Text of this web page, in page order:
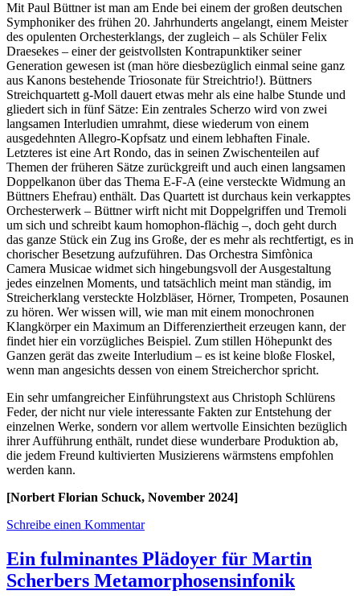
Mit Paul Büttner ist man am Ende bei einem der großen deutschen
Symphoniker des frühen 20. Jahrhunderts angelangt, einem Meister
des opulenten Orchesterklangs, der zugleich – als Schüler Felix
Draesekes – einer der geistvollsten Kontrapunktiker seiner
Generation gewesen ist (man höre diesbezüglich einmal seine ganz
aus Kanons bestehende Triosonate für Streichtrio!). Büttners
Streichquartett g-Moll dauert etwas mehr als eine halbe Stunde und
gliedert sich in fünf Sätze: Ein zentrales Scherzo wird von zwei
langsamen Interludien umrahmt, diese wiederum von einem
ausgedehnten Allegro-Kopfsatz und einem lebhaften Finale.
Letzteres ist eine Art Rondo, das in seinen Zwischenteilen auf
Themen der früheren Sätze zurückgreift und auch einen langsamen
Doppelkanon über das Thema E-F-A (eine versteckte Widmung an
Büttners Ehefrau) enthält. Das Quartett ist durchaus kein verkapptes
Orchesterwerk – Büttner wirft nicht mit Doppelgriffen und Tremoli
um sich und schreibt kaum homophon-flächig –, doch geht durch
das ganze Stück ein Zug ins Große, der es mehr als rechtfertigt, es in
chorischer Besetzung aufzuführen. Das Orchestra Simfònica
Camera Musicae widmet sich hingebungsvoll der Ausgestaltung
jedes einzelnen Moments, und tatsächlich meint man ständig, im
Streicherklang versteckte Holzbläser, Hörner, Trompeten, Posaunen
zu hören. Wer wissen will, wie man mit einem monochronen
Klangkörper ein Maximum an Differenziertheit erzeugen kann, der
findet hier ein vorzügliches Beispiel. Zum stillen Höhepunkt des
Ganzen gerät das zweite Interludium – es ist keine bloße Floskel,
wenn man angesichts dessen von einem Streicherchor spricht.
Ein sehr umfangreicher Einführungstext aus Christoph Schlürens
Feder, der nicht nur viele interessante Fakten zur Entstehung der
einzelnen Werke, sondern vor allem wertvolle Einsichten bezüglich
ihrer Aufführung enthält, rundet diese wunderbare Produktion ab,
die jedem Freund kultivierten Musizierens wärmstens empfohlen
werden kann.
[Norbert Florian Schuck, November 2024]
Schreibe einen Kommentar
Ein fulminantes Plädoyer für Martin
Scherbers Metamorphosensinfonik